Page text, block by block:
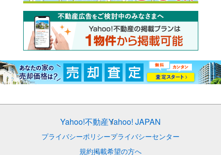
Yahoo!不動産Yahoo! JAPAN
プライバシーポリシープライバシーセンター
規約掲載希望の方へ